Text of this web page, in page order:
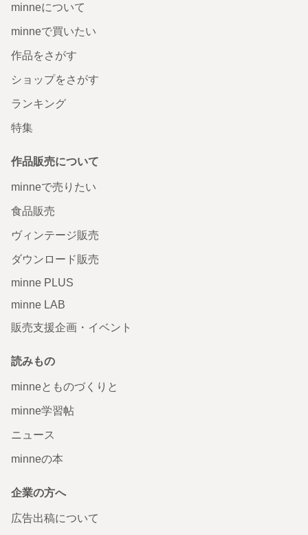
minneについて
minneで買いたい
作品をさがす
ショップをさがす
ランキング
特集
作品販売について
minneで売りたい
食品販売
ヴィンテージ販売
ダウンロード販売
minne PLUS
minne LAB
販売支援企画・イベント
読みもの
minneとものづくりと
minne学習帖
ニュース
minneの本
企業の方へ
広告出稿について